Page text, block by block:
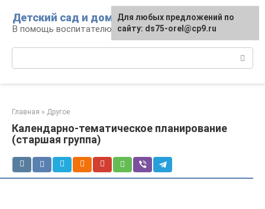
контенту
Детский сад и дом
В помощь воспитателю и родителям
Главная » Другое
Календарно-тематическое планирование
(старшая группа)
Для любых предложений по
сайту: ds75-orel@cp9.ru